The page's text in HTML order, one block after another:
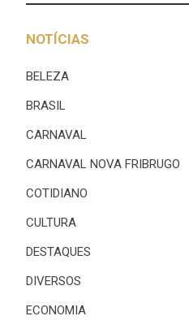
NOTÍCIAS
BELEZA
BRASIL
CARNAVAL
CARNAVAL NOVA FRIBRUGO
COTIDIANO
CULTURA
DESTAQUES
DIVERSOS
ECONOMIA